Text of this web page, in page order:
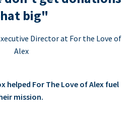
big"
Director at For the Love of
Alex
helped For The Love of Alex fuel
mission.